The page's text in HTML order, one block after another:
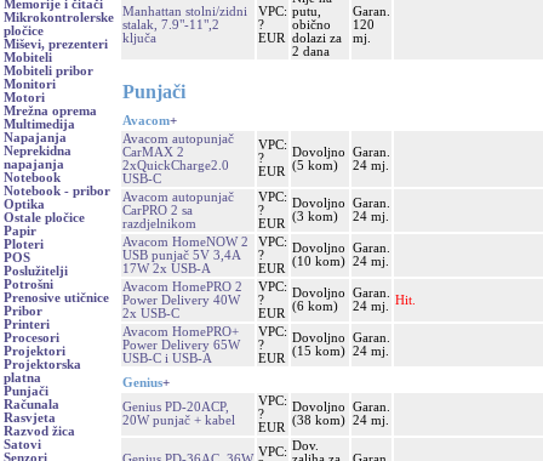
Memorije i čitači
Mikrokontrolerske
pločice
Miševi, prezenteri
Mobiteli
Mobiteli pribor
Monitori
Motori
Mrežna oprema
Multimedija
Napajanja
Neprekidna
napajanja
Notebook
Notebook - pribor
Optika
Ostale pločice
Papir
Ploteri
POS
Poslužitelji
Potrošni
Prenosive utičnice
Pribor
Printeri
Procesori
Projektori
Projektorska
platna
Punjači
Računala
Rasvjeta
Razvod žica
Satovi
Senzori
Manhattan stolni/zidni
stalak, 7.9"-11",2
ključa
VPC:
?
EUR
putu,
obično
dolazi za
2 dana
Garan.
120
mj.
Punjači
Avacom+
Avacom autopunjač
CarMAX 2
2xQuickCharge2.0
USB-C
VPC:
?
EUR
Dovoljno
(5 kom)
Garan.
24 mj.
Avacom autopunjač
CarPRO 2 sa
razdjelnikom
VPC:
?
EUR
Dovoljno
(3 kom)
Garan.
24 mj.
Avacom HomeNOW 2
USB punjač 5V 3,4A
17W 2x USB-A
VPC:
?
EUR
Dovoljno
(10 kom)
Garan.
24 mj.
Avacom HomePRO 2
Power Delivery 40W
2x USB-C
VPC:
?
EUR
Dovoljno
(6 kom)
Garan.
24 mj.
Hit.
Avacom HomePRO+
Power Delivery 65W
USB-C i USB-A
VPC:
?
EUR
Dovoljno
(15 kom)
Garan.
24 mj.
Genius+
Genius PD-20ACP,
20W punjač + kabel
VPC:
?
EUR
Dovoljno
(38 kom)
Garan.
24 mj.
VPC: Dov.